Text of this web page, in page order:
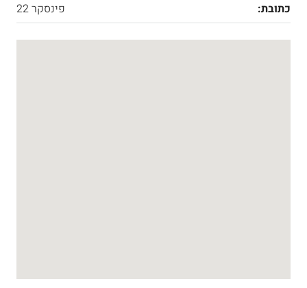
כתובת: פינסקר 22